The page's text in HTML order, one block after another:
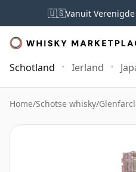
🇺🇸Vanuit Verenigde
Schotland Ierland
Home/Schotse whisky/